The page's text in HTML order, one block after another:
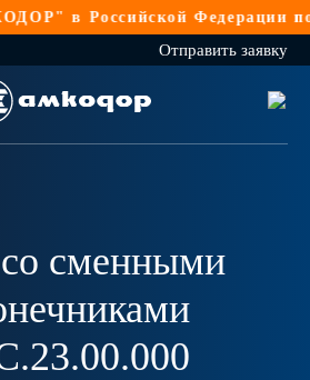
в Российской Федерации по
Отправить заявку
сменными